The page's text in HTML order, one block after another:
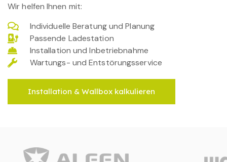
Wir helfen Ihnen mit:
Individuelle Beratung und Planung
Passende Ladestation
Installation und Inbetriebnahme
Wartungs- und Entstörungsservice
Installation & Wallbox kalkulieren